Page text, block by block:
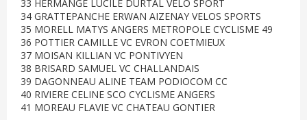
33 HERMANGE LUCILE DURTAL VELO SPORT
34 GRATTEPANCHE ERWAN AIZENAY VELOS SPORTS
35 MORELL MATYS ANGERS METROPOLE CYCLISME 49
36 POTTIER CAMILLE VC EVRON COETMIEUX
37 MOISAN KILLIAN VC PONTIVYEN
38 BRISARD SAMUEL VC CHALLANDAIS
39 DAGONNEAU ALINE TEAM PODIOCOM CC
40 RIVIERE CELINE SCO CYCLISME ANGERS
41 MOREAU FLAVIE VC CHATEAU GONTIER